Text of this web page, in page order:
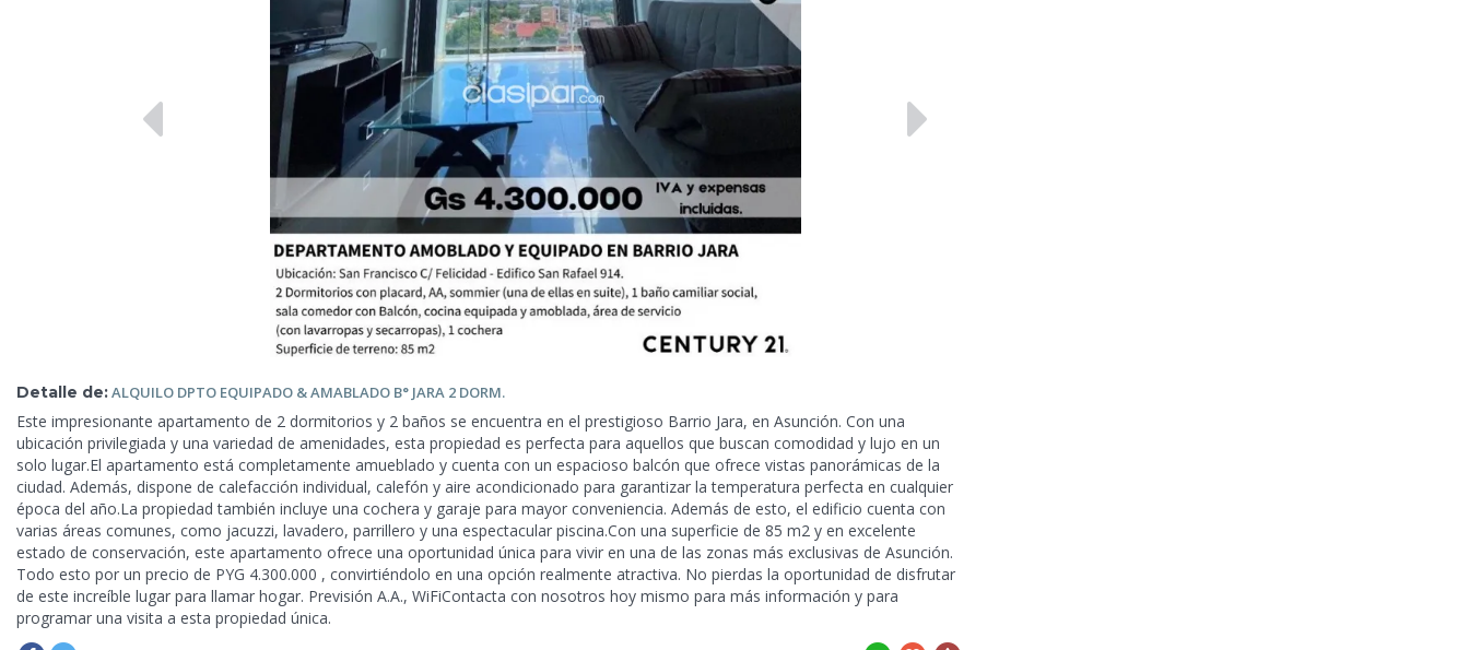
Detalle de:ALQUILO DPTO EQUIPADO &AMABLADO B° JARA 2 DORM.
Este impresionante apartamento de 2 dormitorios y 2 baños se encuentra en el prestigioso Barrio Jara, en Asunción. Con una
ubicación privilegiada y una variedad de amenidades, esta propiedad es perfecta para aquellos que buscan comodidad y lujo en un
solo lugar.El apartamento está completamente amueblado y cuenta con un espacioso balcón que ofrece vistas panorámicas de la
ciudad. Además, dispone de calefacción individual, calefón y aire acondicionado para garantizar la temperatura perfecta en cualquier
época del año.La propiedad también incluye una cochera y garaje para mayor conveniencia. Además de esto, el edificio cuenta con
varias áreas comunes, como jacuzzi, lavadero, parrillero y una espectacular piscina.Con una superficie de 85 m2 y en excelente
estado de conservación, este apartamento ofrece una oportunidad única para vivir en una de las zonas más exclusivas de Asunción.
Todo esto por un precio de PYG 4.300.000 , convirtiéndolo en una opción realmente atractiva. No pierdas la oportunidad de disfrutar
de este increíble lugar para llamar hogar. Previsión A.A., WiFiContacta con nosotros hoy mismo para más información y para
programar una visita a esta propiedad única.